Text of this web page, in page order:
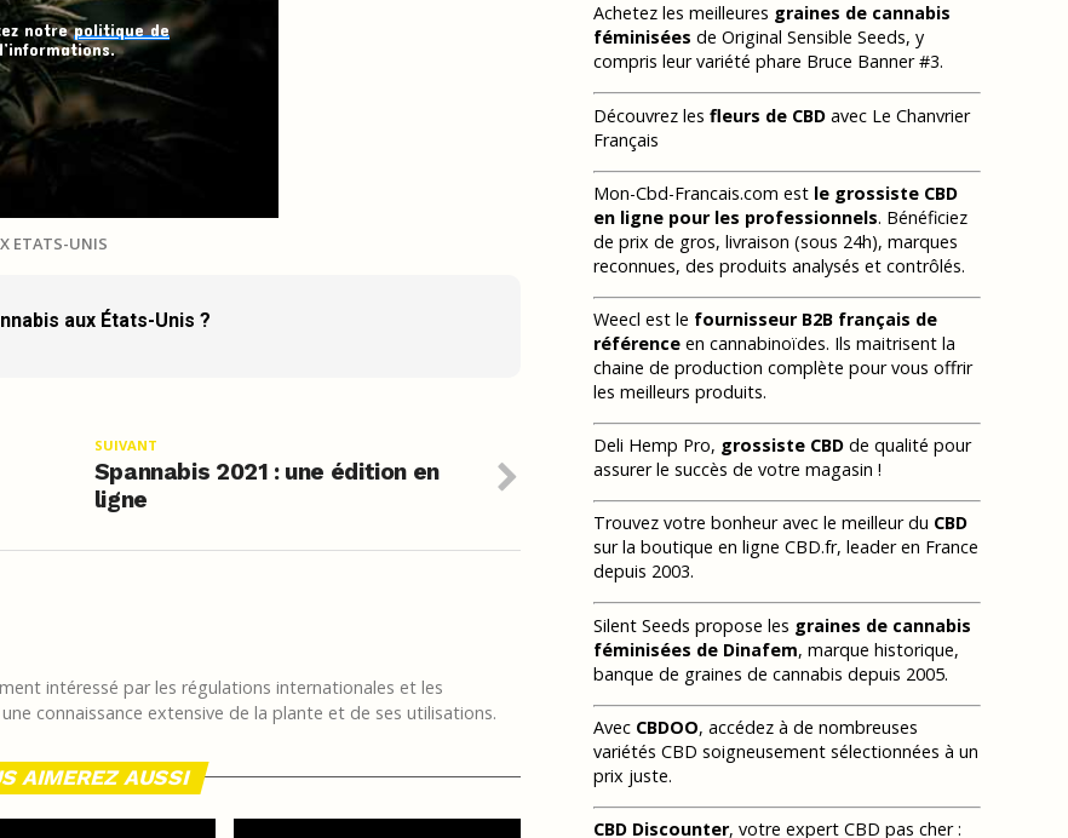
notrepolitique de
ETATS-UNIS
aux États-Unis ?
SUIVANT
Spannabis 2021 : une édition en
ligne
intéressé par les régulations internationales et les
connaissance extensive de la plante et de ses utilisations.
AIMEREZ AUSSI
Achetez les meilleures graines de cannabis
féminisées de Original Sensible Seeds, y
compris leur variété phare Bruce Banner #3.
Découvrez les fleurs de CBD avec Le Chanvrier
Français
Mon-Cbd-Francais.com est le grossiste CBD
en ligne pour les professionnels. Bénéficiez
de prix de gros, livraison (sous 24h), marques
reconnues, des produits analysés et contrôlés.
Weecl est le fournisseur B2B français de
référence en cannabinoïdes. Ils maitrisent la
chaine de production complète pour vous offrir
les meilleurs produits.
Deli Hemp Pro, grossiste CBD de qualité pour
assurer le succès de votre magasin !
Trouvez votre bonheur avec le meilleur du CBD
sur la boutique en ligne CBD.fr, leader en France
depuis 2003.
Silent Seeds propose les graines de cannabis
féminisées de Dinafem, marque historique,
banque de graines de cannabis depuis 2005.
Avec CBDOO, accédez à de nombreuses
variétés CBD soigneusement sélectionnées à un
prix juste.
CBD Discounter, votre expert CBD pas cher :